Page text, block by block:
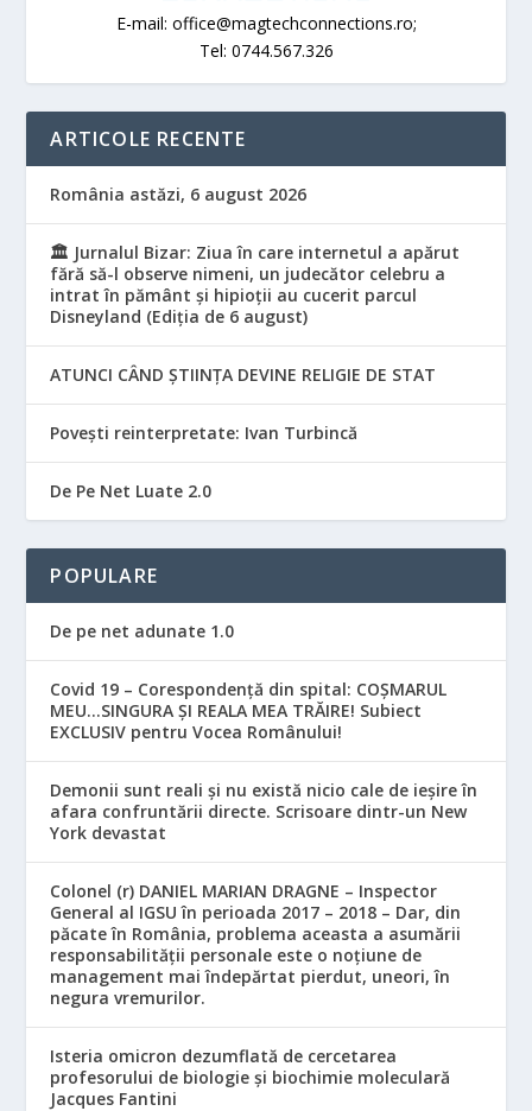
E-mail: office@magtechconnections.ro;
Tel: 0744.567.326
ARTICOLE RECENTE
România astăzi, 6 august 2026
🏛️ Jurnalul Bizar: Ziua în care internetul a apărut
fără să-l observe nimeni, un judecător celebru a
intrat în pământ și hipioții au cucerit parcul
Disneyland (Ediția de 6 august)
ATUNCI CÂND ȘTIINȚA DEVINE RELIGIE DE STAT
Povești reinterpretate: Ivan Turbincă
De Pe Net Luate 2.0
POPULARE
De pe net adunate 1.0
Covid 19 – Corespondență din spital: COȘMARUL
MEU…SINGURA ȘI REALA MEA TRĂIRE! Subiect
EXCLUSIV pentru Vocea Românului!
Demonii sunt reali și nu există nicio cale de ieșire în
afara confruntării directe. Scrisoare dintr-un New
York devastat
Colonel (r) DANIEL MARIAN DRAGNE – Inspector
General al IGSU în perioada 2017 – 2018 – Dar, din
păcate în România, problema aceasta a asumării
responsabilităţii personale este o noţiune de
management mai îndepărtat pierdut, uneori, în
negura vremurilor.
Isteria omicron dezumflată de cercetarea
profesorului de biologie și biochimie moleculară
Jacques Fantini